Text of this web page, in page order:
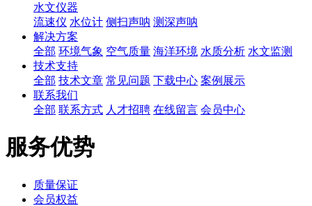
水文仪器
流速仪 水位计 侧扫声呐 测深声呐
解决方案
全部 环境气象 空气质量 海洋环境 水质分析 水文监测
技术支持
全部 技术文章 常见问题 下载中心 案例展示
联系我们
全部 联系方式 人才招聘 在线留言 会员中心
服务优势
质量保证
会员权益